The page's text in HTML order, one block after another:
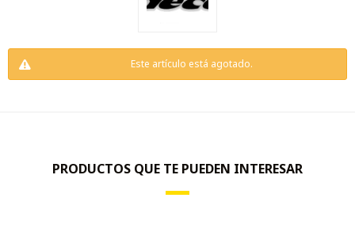
Este artículo está agotado.
PRODUCTOS QUE TE PUEDEN INTERESAR